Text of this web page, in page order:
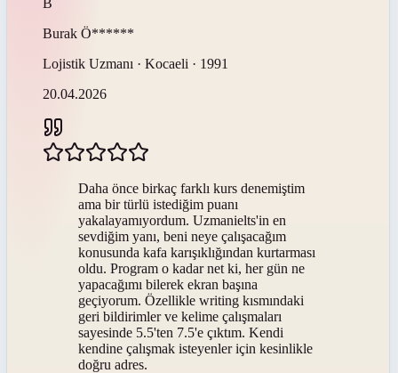
Burak Ö******
Lojistik Uzmanı · Kocaeli · 1991
20.04.2026
Daha önce birkaç farklı kurs denemiştim
ama bir türlü istediğim puanı
yakalayamıyordum. Uzmanielts'in en
sevdiğim yanı, beni neye çalışacağım
konusunda kafa karışıklığından kurtarması
oldu. Program o kadar net ki, her gün ne
yapacağımı bilerek ekran başına
geçiyorum. Özellikle writing kısmındaki
geri bildirimler ve kelime çalışmaları
sayesinde 5.5'ten 7.5'e çıktım. Kendi
kendine çalışmak isteyenler için kesinlikle
doğru adres.